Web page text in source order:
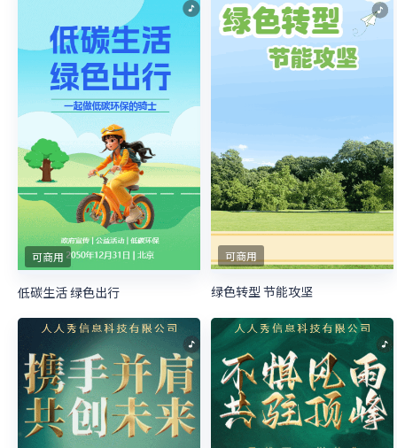
可商用
低碳生活 绿色出行
可商用
绿色转型 节能攻坚